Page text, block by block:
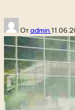
Запись
от
Отadmin